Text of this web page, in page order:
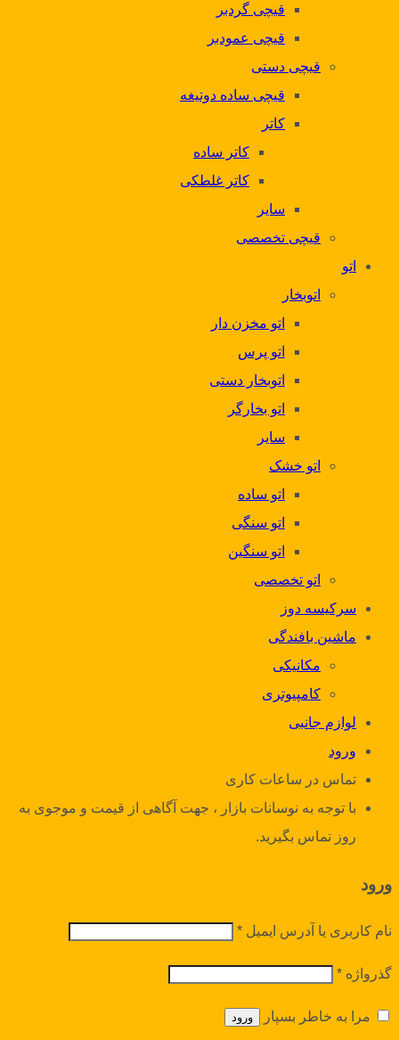
قیچی گردبر
قیچی عمودبر
قیچی دستی
قیچی ساده دوتیغه
کاتر
کاتر ساده
کاتر غلطکی
سایر
قیچی تخصصی
اتو
اتوبخار
اتو مخزن دار
اتو پرس
اتوبخار دستی
اتو بخارگر
سایر
اتو خشک
اتو ساده
اتو سنگی
اتو سنگین
اتو تخصصی
سرکیسه دوز
ماشین بافندگی
مکانیکی
کامپیوتری
لوازم جانبی
ورود
تماس در ساعات کاری
با توجه به نوسانات بازار ، جهت آگاهی از قیمت و موجوی به
روز تماس بگیرید.
ورود
نام کاربری یا آدرس ایمیل *
گذرواژه *
مرا به خاطر بسپار ورود